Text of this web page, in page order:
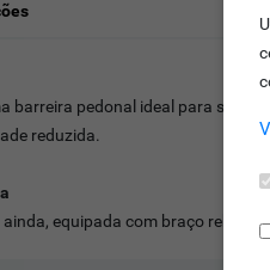
barreira pedonal ideal para ser
reduzida.
ainda, equipada com braço